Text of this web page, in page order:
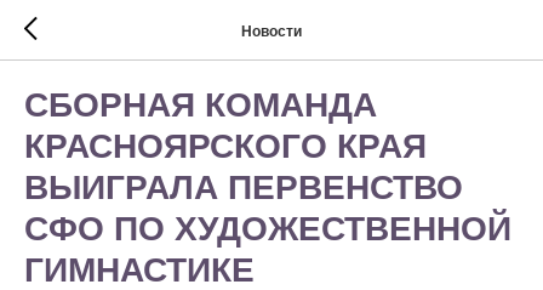
Новости
СБОРНАЯ КОМАНДА
КРАСНОЯРСКОГО КРАЯ
ВЫИГРАЛА ПЕРВЕНСТВО
СФО ПО ХУДОЖЕСТВЕННОЙ
ГИМНАСТИКЕ